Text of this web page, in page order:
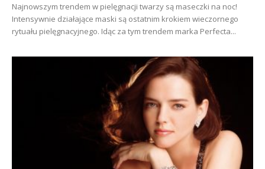
Najnowszym trendem w pielęgnacji twarzy są maseczki na noc!
Intensywnie działające maski są ostatnim krokiem wieczornego
rytuału pielęgnacyjnego. Idąc za tym trendem marka Perfecta...